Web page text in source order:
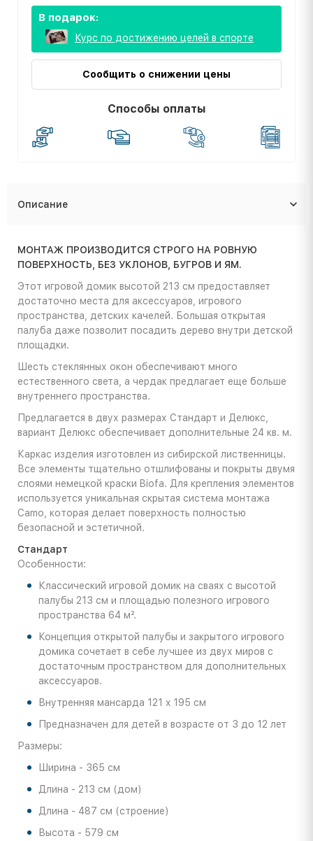
В подарок:
Курс по достижению целей в спорте
Сообщить о снижении цены
Способы оплаты
Описание
МОНТАЖ ПРОИЗВОДИТСЯ СТРОГО НА РОВНУЮ
ПОВЕРХНОСТЬ, БЕЗ УКЛОНОВ, БУГРОВ И ЯМ.
Этот игровой домик высотой 213 см предоставляет
достаточно места для аксессуаров, игрового
пространства, детских качелей. Большая открытая
палуба даже позволит посадить дерево внутри детской
площадки.
Шесть стеклянных окон обеспечивают много
естественного света, а чердак предлагает еще больше
внутреннего пространства.
Предлагается в двух размерах Стандарт и Делюкс,
вариант Делюкс обеспечивает дополнительные 24 кв. м.
Каркас изделия изготовлен из сибирской лиственницы.
Все элементы тщательно отшлифованы и покрыты двумя
слоями немецкой краски Biofa. Для крепления элементов
используется уникальная скрытая система монтажа
Camo, которая делает поверхность полностью
безопасной и эстетичной.
Стандарт
Особенности:
Классический игровой домик на сваях с высотой
палубы 213 см и площадью полезного игрового
пространства 64 м².
Концепция открытой палубы и закрытого игрового
домика сочетает в себе лучшее из двух миров с
достаточным пространством для дополнительных
аксессуаров.
Внутренняя мансарда 121 x 195 см
Предназначен для детей в возрасте от 3 до 12 лет
Размеры:
Ширина - 365 см
Длина - 213 см (дом)
Длина - 487 см (строение)
Высота - 579 см